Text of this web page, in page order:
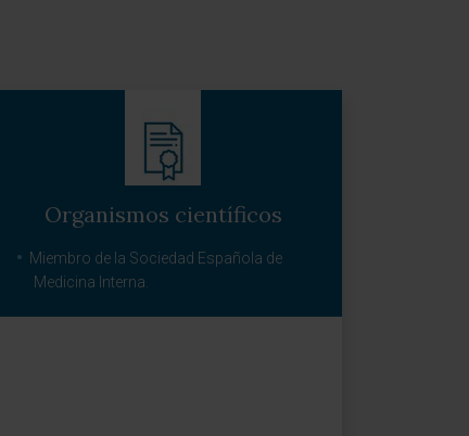
Organismos científicos
Miembro de la Sociedad Española de
Medicina Interna.